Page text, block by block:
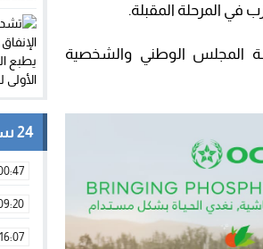
في المرحلة المقبلة.
المجلس الوطني والشخصية
24 ساعة
16:07